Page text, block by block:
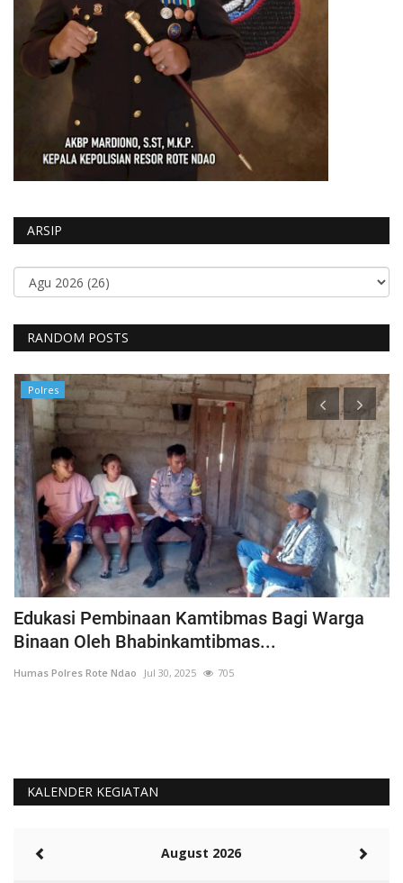
ARSIP
RANDOM POSTS
Polres
Edukasi Pembinaan Kamtibmas Bagi Warga
Binaan Oleh Bhabinkamtibmas...
Humas Polres Rote Ndao Jul 30, 2025 705
KALENDER KEGIATAN
August 2026